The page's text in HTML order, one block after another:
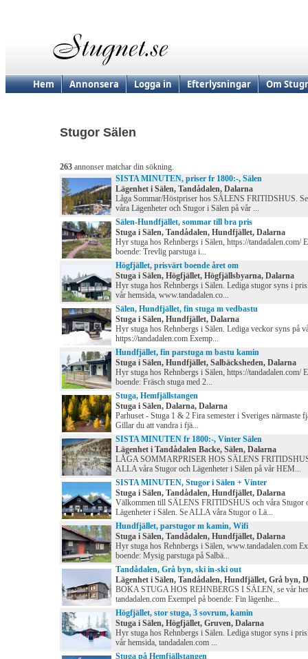
Hem Annonsera Logga in Efterlysningar Om
Stugor Sälen
263 annonser matchar din sökning.
SISTA MINUTEN, priser fr 1800:-, Sälen
Lägenhet i Sälen, Tandådalen, Dalarna
Låga Sommar/Höstpriser hos SÄLENS FRITIDSHUS.
våra Lägenheter och Stugor i Sälen på vår ...
Sälen-Hundfjället, sommar till bra pris
Stuga i Sälen, Tandådalen, Hundfjället, Dalarna
Hyr stuga hos Rehnbergs i Sälen, https://tandadalen.com/
boende: Trevlig parstuga i...
Högfjället, prisvärt boende året om
Stuga i Sälen, Högfjället, Högfjällsbyarna, Dalarna
Hyr stuga hos Rehnbergs i Sälen. Lediga stugor syns i
vår hemsida, www.tandadalen.co...
Sälen, Hundfjället, fin stuga m vedbastu
Stuga i Sälen, Hundfjället, Dalarna
Hyr stuga hos Rehnbergs i Sälen. Lediga veckor syns på
https://tandadalen.com Exemp...
Hundfjället, fin parstuga m bastu kamin
Stuga i Sälen, Hundfjället, Salbäcksheden, Dalarna
Hyr stuga hos Rehnbergs i Sälen, https://tandadalen.com/
boende: Fräsch stuga med 2...
Stuga, Hemfjällstangen
Stuga i Sälen, Dalarna, Dalarna
Parhuset - Stuga 1 & 2 Fira semester i Sveriges närmaste
Gillar du att vandra i fjä...
SISTA MINUTEN fr 1800:-, Vinter Sälen
Lägenhet i Tandådalen Backe, Sälen, Dalarna
LÅGA SOMMARPRISER HOS SÄLENS
ALLA våra Stugor och Lägenheter i Sälen på vår HEM...
SISTA MINUTEN, Stugor i Sälen + Vinter
Stuga i Sälen, Tandådalen, Hundfjället, Dalarna
Välkommen till SÄLENS FRITIDSHUS och våra Stugor
Lägenheter i Sälen. Se ALLA våra Stugor o Lä...
Hundfjället, parstugor m kamin, Wifi
Stuga i Sälen, Tandådalen, Hundfjället, Dalarna
Hyr stuga hos Rehnbergs i Sälen, www.tandadalen.com
boende: Mysig parstuga på Salbä...
Tandådalen, Grå byn, ski in-ski out
Lägenhet i Sälen, Tandådalen, Hundfjället, Grå byn,
BOKA STUGA HOS REHNBERGS I SÄLEN, se vår
tandadalen.com Exempel på boende: Fin lägenhe...
Högfjället, stor stuga, 3 sovrum, kamin
Stuga i Sälen, Högfjället, Gruven, Dalarna
Hyr stuga hos Rehnbergs i Sälen. Lediga stugor syns i
vår hemsida, tandadalen.com ...
Stuga på Hemfjällstangen